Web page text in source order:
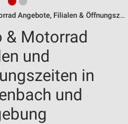
Angebote, Filialen & Öffnungszeiten
& Motorrad
und
in
und